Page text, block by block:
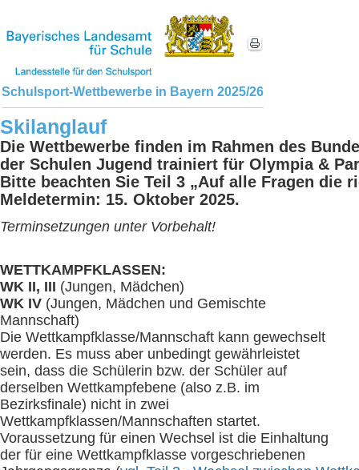
Schulsport-Wettbewerbe in Bayern 2025/26
Skilanglauf
Die Wettbewerbe finden im Rahmen des
der Schulen Jugend trainiert für Olympia &
Bitte beachten Sie Teil 3 „Auf alle Fragen die
Meldetermin: 15. Oktober 2025.
Terminsetzungen unter Vorbehalt!
WETTKAMPFKLASSEN:
WK II, III (Jungen, Mädchen)
WK IV (Jungen, Mädchen und Gemischte
Mannschaft)
Die Wettkampfklasse/Mannschaft kann gewechselt
werden. Es muss aber unbedingt gewährleistet
sein, dass die Schülerin bzw. der Schüler auf
derselben Wettkampfebene (also z.B. im
Bezirksfinale) nicht in zwei
Wettkampfklassen/Mannschaften startet.
Voraussetzung für einen Wechsel ist die Einhaltung
der für eine Wettkampfklasse vorgeschriebenen